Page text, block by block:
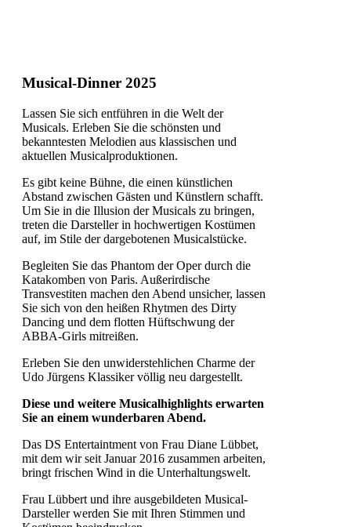
Musical-Dinner 2025
Lassen Sie sich entführen in die Welt der
Musicals. Erleben Sie die schönsten und
bekanntesten Melodien aus klassischen und
aktuellen Musicalproduktionen.
Es gibt keine Bühne, die einen künstlichen
Abstand zwischen Gästen und Künstlern schafft.
Um Sie in die Illusion der Musicals zu bringen,
treten die Darsteller in hochwertigen Kostümen
auf, im Stile der dargebotenen Musicalstücke.
Begleiten Sie das Phantom der Oper durch die
Katakomben von Paris. Außerirdische
Transvestiten machen den Abend unsicher, lassen
Sie sich von den heißen Rhytmen des Dirty
Dancing und dem flotten Hüftschwung der
ABBA-Girls mitreißen.
Erleben Sie den unwiderstehlichen Charme der
Udo Jürgens Klassiker völlig neu dargestellt.
Diese und weitere Musicalhighlights erwarten
Sie an einem wunderbaren Abend.
Das DS Entertaintment von Frau Diane Lübbet,
mit dem wir seit Januar 2016 zusammen arbeiten,
bringt frischen Wind in die Unterhaltungswelt.
Frau Lübbert und ihre ausgebildeten Musical-
Darsteller werden Sie mit Ihren Stimmen und